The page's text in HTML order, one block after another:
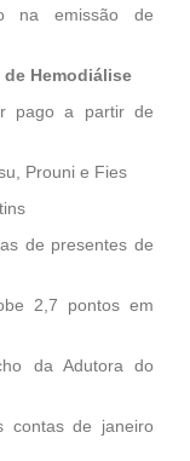
na emissão de
Hemodiálise
pago a partir de
Prouni e Fies
de presentes de
2,7 pontos em
da Adutora do
contas de janeiro